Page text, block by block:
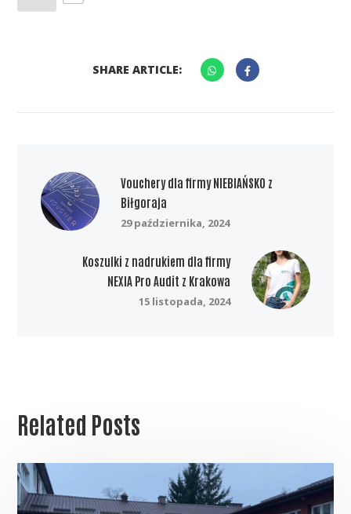
SHARE ARTICLE:
Vouchery dla firmy NIEBIAŃSKO z
Biłgoraja
29 października, 2024
Koszulki z nadrukiem dla firmy
NEXIA Pro Audit z Krakowa
15 listopada, 2024
Related Posts